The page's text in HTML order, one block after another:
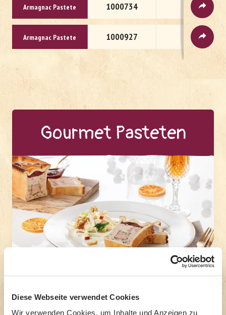
Diese Webseite verwendet Cookies
Wir verwenden Cookies, um Inhalte und Anzeigen zu
Ar­ma­gnac Pas­te­te 1000734 1/2 vac
Ar­ma­gnac Pas­te­te 1000927 Schale
Gour­met Pas­te­ten
Egal, ob klassisch oder modern